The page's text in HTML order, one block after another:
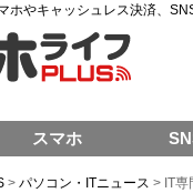
ホやキャッシュレス決済、
> パソコン・ITニュース > IT
スマホ